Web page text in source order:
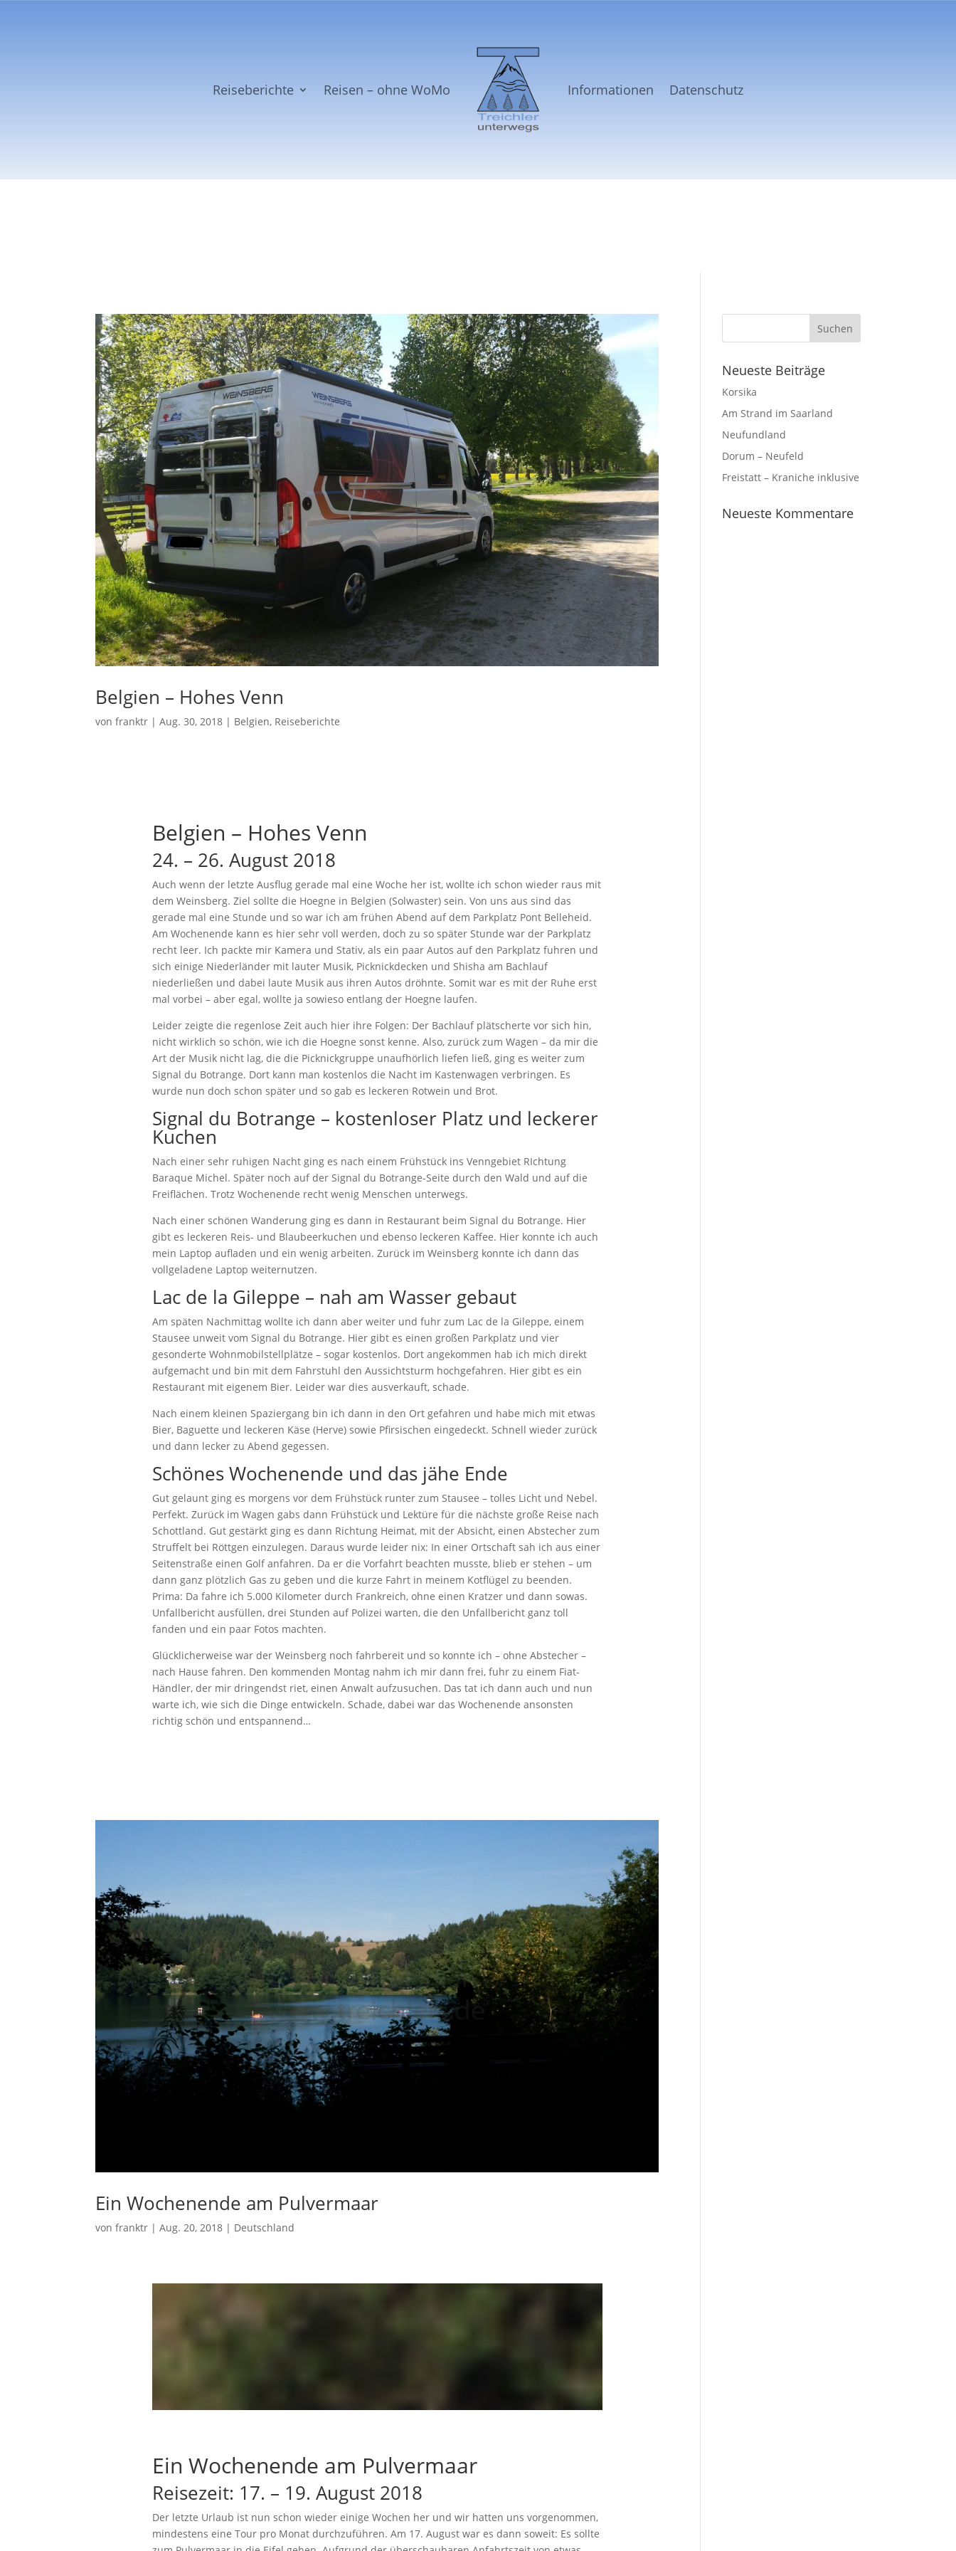
Reiseberichte Reisen – ohne WoMo Informationen Datenschutz
Belgien – Hohes Venn
vonfranktr |Aug. 30, 2018 | Belgien, Reiseberichte
Belgien – Hohes Venn
24. – 26. August 2018
Auch wenn der letzte Ausflug gerade mal eine Woche her ist, wollte ich schon wieder raus mit
dem Weinsberg. Ziel sollte die Hoegne in Belgien (Solwaster) sein. Von uns aus sind das
gerade mal eine Stunde und so war ich am frühen Abend auf dem Parkplatz Pont Belleheid.
Am Wochenende kann es hier sehr voll werden, doch zu so später Stunde war der Parkplatz
recht leer. Ich packte mir Kamera und Stativ, als ein paar Autos auf den Parkplatz fuhren und
sich einige Niederländer mit lauter Musik, Picknickdecken und Shisha am Bachlauf
niederließen und dabei laute Musik aus ihren Autos dröhnte. Somit war es mit der Ruhe erst
mal vorbei – aber egal, wollte ja sowieso entlang der Hoegne laufen.
Leider zeigte die regenlose Zeit auch hier ihre Folgen: Der Bachlauf plätscherte vor sich hin,
nicht wirklich so schön, wie ich die Hoegne sonst kenne. Also, zurück zum Wagen – da mir die
Art der Musik nicht lag, die die Picknickgruppe unaufhörlich liefen ließ, ging es weiter zum
Signal du Botrange. Dort kann man kostenlos die Nacht im Kastenwagen verbringen. Es
wurde nun doch schon später und so gab es leckeren Rotwein und Brot.
Signal du Botrange – kostenloser Platz und leckerer
Kuchen
Nach einer sehr ruhigen Nacht ging es nach einem Frühstück ins Venngebiet RIchtung
Baraque Michel. Später noch auf der Signal du Botrange-Seite durch den Wald und auf die
Freiflächen. Trotz Wochenende recht wenig Menschen unterwegs.
Nach einer schönen Wanderung ging es dann in Restaurant beim Signal du Botrange. Hier
gibt es leckeren Reis- und Blaubeerkuchen und ebenso leckeren Kaffee. Hier konnte ich auch
mein Laptop aufladen und ein wenig arbeiten. Zurück im Weinsberg konnte ich dann das
vollgeladene Laptop weiternutzen.
Lac de la Gileppe – nah am Wasser gebaut
Am späten Nachmittag wollte ich dann aber weiter und fuhr zum Lac de la Gileppe, einem
Stausee unweit vom Signal du Botrange. Hier gibt es einen großen Parkplatz und vier
gesonderte Wohnmobilstellplätze – sogar kostenlos. Dort angekommen hab ich mich direkt
aufgemacht und bin mit dem Fahrstuhl den Aussichtsturm hochgefahren. Hier gibt es ein
Restaurant mit eigenem Bier. Leider war dies ausverkauft, schade.
Nach einem kleinen Spaziergang bin ich dann in den Ort gefahren und habe mich mit etwas
Bier, Baguette und leckeren Käse (Herve) sowie Pfirsischen eingedeckt. Schnell wieder zurück
und dann lecker zu Abend gegessen.
Schönes Wochenende und das jähe Ende
Gut gelaunt ging es morgens vor dem Frühstück runter zum Stausee – tolles Licht und Nebel.
Perfekt. Zurück im Wagen gabs dann Frühstück und Lektüre für die nächste große Reise nach
Schottland. Gut gestärkt ging es dann Richtung Heimat, mit der Absicht, einen Abstecher zum
Struffelt bei Röttgen einzulegen. Daraus wurde leider nix: In einer Ortschaft sah ich aus einer
Seitenstraße einen Golf anfahren. Da er die Vorfahrt beachten musste, blieb er stehen – um
dann ganz plötzlich Gas zu geben und die kurze Fahrt in meinem Kotflügel zu beenden.
Prima: Da fahre ich 5.000 Kilometer durch Frankreich, ohne einen Kratzer und dann sowas.
Unfallbericht ausfüllen, drei Stunden auf Polizei warten, die den Unfallbericht ganz toll
fanden und ein paar Fotos machten.
Glücklicherweise war der Weinsberg noch fahrbereit und so konnte ich – ohne Abstecher –
nach Hause fahren. Den kommenden Montag nahm ich mir dann frei, fuhr zu einem Fiat-
Händler, der mir dringendst riet, einen Anwalt aufzusuchen. Das tat ich dann auch und nun
warte ich, wie sich die Dinge entwickeln. Schade, dabei war das Wochenende ansonsten
richtig schön und entspannend…
Ein Wochenende am Pulvermaar
vonfranktr |Aug. 20, 2018 | Deutschland
Ein Wochenende am Pulvermaar
Reisezeit: 17. – 19. August 2018
Der letzte Urlaub ist nun schon wieder einige Wochen her und wir hatten uns vorgenommen,
mindestens eine Tour pro Monat durchzuführen. Am 17. August war es dann soweit: Es sollte
Neueste Beiträge
Korsika
Am Strand im Saarland
Neufundland
Dorum – Neufeld
Freistatt – Kraniche inklusive
Neueste Kommentare